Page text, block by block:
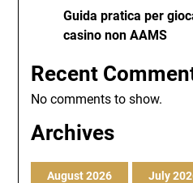
Guida pratica per
casino non AAMS
Recent
No comments to show.
Archives
August 2026 July